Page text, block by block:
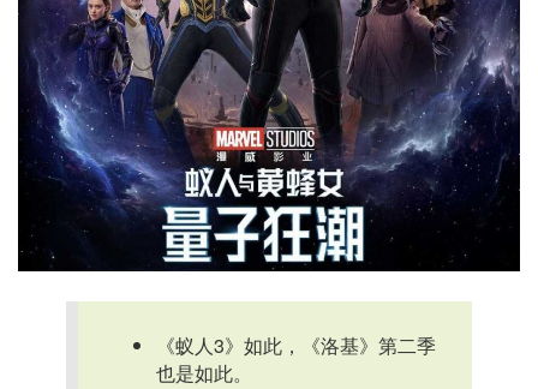
《蚁人3》如此，《洛基》第二季
也是如此。